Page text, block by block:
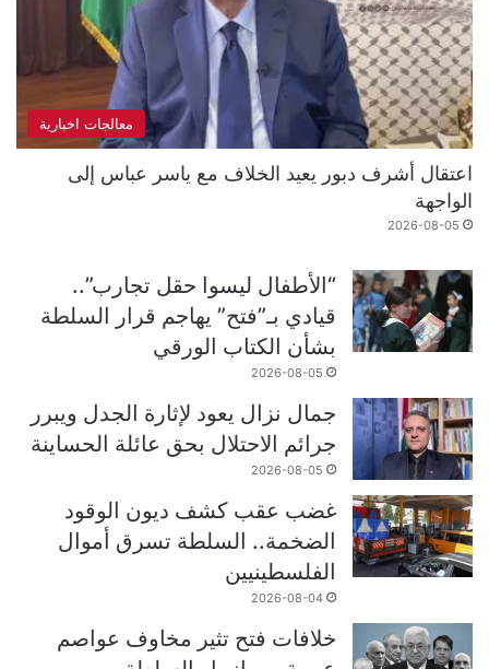
معالجات اخبارية
اعتقال أشرف دبور يعيد الخلاف مع ياسر عباس إلى
الواجهة
2026-08-05
“الأطفال ليسوا حقل تجارب”..
قيادي بـ”فتح” يهاجم قرار السلطة
بشأن الكتاب الورقي
2026-08-05
جمال نزال يعود لإثارة الجدل ويبرر
جرائم الاحتلال بحق عائلة الحساينة
2026-08-05
غضب عقب كشف ديون الوقود
الضخمة.. السلطة تسرق أموال
الفلسطينيين
2026-08-04
خلافات فتح تثير مخاوف عواصم